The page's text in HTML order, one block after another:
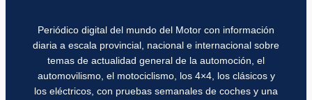
Periódico digital del mundo del Motor con información
diaria a escala provincial, nacional e internacional sobre
temas de actualidad general de la automoción, el
automovilismo, el motociclismo, los 4×4, los clásicos y
los eléctricos, con pruebas semanales de coches y una